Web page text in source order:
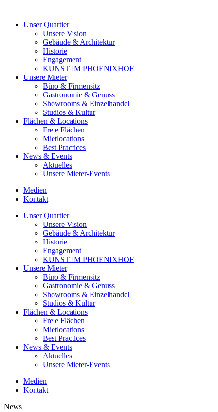
Unser Quartier
Unsere Vision
Gebäude & Architektur
Historie
Engagement
KUNST IM PHOENIXHOF
Unsere Mieter
Büro & Firmensitz
Gastronomie & Genuss
Showrooms & Einzelhandel
Studios & Kultur
Flächen & Locations
Freie Flächen
Mietlocations
Best Practices
News & Events
Aktuelles
Unsere Mieter-Events
Medien
Kontakt
Unser Quartier
Unsere Vision
Gebäude & Architektur
Historie
Engagement
KUNST IM PHOENIXHOF
Unsere Mieter
Büro & Firmensitz
Gastronomie & Genuss
Showrooms & Einzelhandel
Studios & Kultur
Flächen & Locations
Freie Flächen
Mietlocations
Best Practices
News & Events
Aktuelles
Unsere Mieter-Events
Medien
Kontakt
News